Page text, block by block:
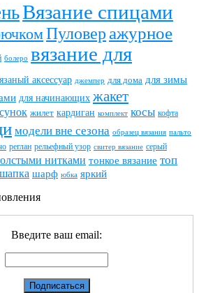
Вязание спицами
Пуловер ажурное
болеро вязание для
аксессуар джемпер для дома для зимы
для начинающих жакет
жилет кардиган комплект косы кофта
модели вне сезона образец вязания пальто
реглан рельефный узор свитер вязание серый
нитками тонкое вязание топ
шапка шарф юбка яркий
Введите ваш email: